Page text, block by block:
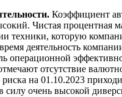
Коэффициент
Чистая процентная
техники, которую
деятельность
операционной
отсутствие
на 01.10.2023
очень высокой